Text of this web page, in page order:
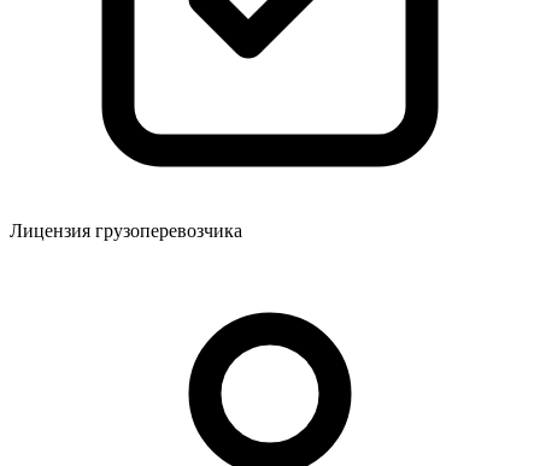
Лицензия грузоперевозчика